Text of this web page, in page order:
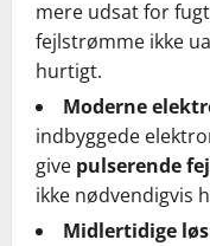
mere udsat for
fejlstrømme ikke
hurtigt.
Moderne
indbyggede
give pulserende
ikke nødvendigvis
Midlertidige